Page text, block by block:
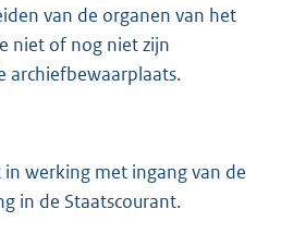
van de organen van het
niet of nog niet zijn
archiefbewaarplaats.
werking met ingang van de
in de Staatscourant.